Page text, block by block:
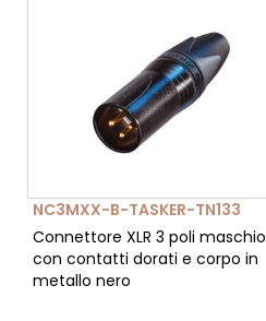
NC3MXX-B-TASKER-TN133
Connettore XLR 3 poli maschio
con contatti dorati e corpo in
metallo nero